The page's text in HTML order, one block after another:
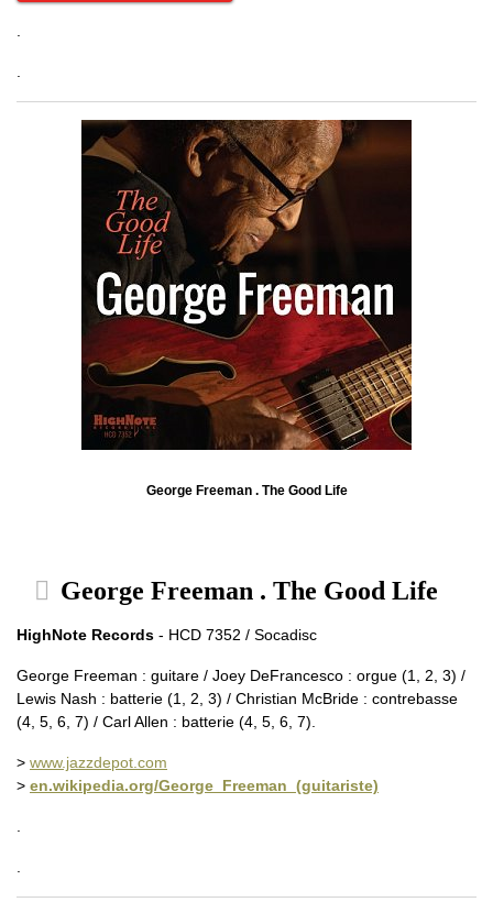
George Freeman . The Good Life
George Freeman . The Good Life
HighNote Records - HCD 7352 / Socadisc
George Freeman : guitare / Joey DeFrancesco : orgue (1, 2, 3) /
Lewis Nash : batterie (1, 2, 3) / Christian McBride : contrebasse
(4, 5, 6, 7) / Carl Allen : batterie (4, 5, 6, 7).
> www.jazzdepot.com
> en.wikipedia.org/George_Freeman_(guitariste)
.
.